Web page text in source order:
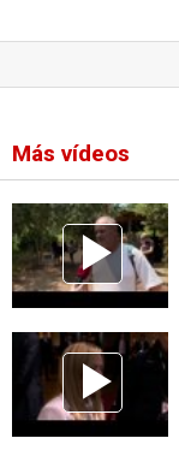
Más vídeos